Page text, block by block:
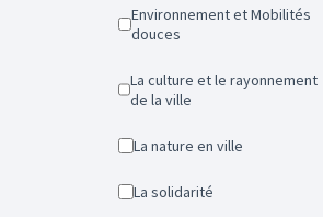
Environnement et Mobilités
douces
La culture et le rayonnement
de la ville
La nature en ville
La solidarité